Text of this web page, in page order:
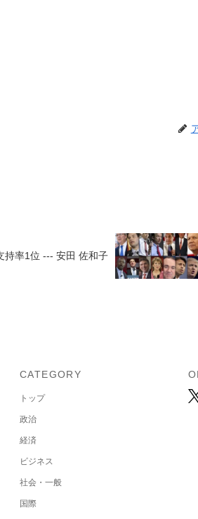
持率1位 --- 安田 佐和子
CATEGORY
トップ
政治
経済
ビジネス
社会・一般
国際